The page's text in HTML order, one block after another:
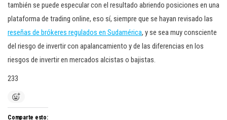
también se puede especular con el resultado abriendo posiciones en una
plataforma de trading online, eso sí, siempre que se hayan revisado las
reseñas de brókeres regulados en Sudamérica, y se sea muy consciente
del riesgo de invertir con apalancamiento y de las diferencias en los
riesgos de invertir en mercados alcistas o bajistas.
233
Comparte esto: